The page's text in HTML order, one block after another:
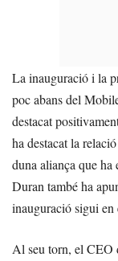
La inauguració i la
poc abans del
destacat
ha destacat la
duna aliança que
Duran també ha
inauguració sigui
Al seu torn, el CEO